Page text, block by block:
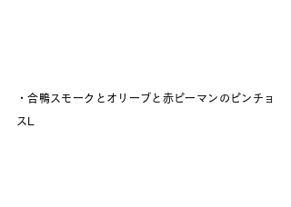
・合鴨スモークとオリーブと赤ピーマンのピンチョ
スL